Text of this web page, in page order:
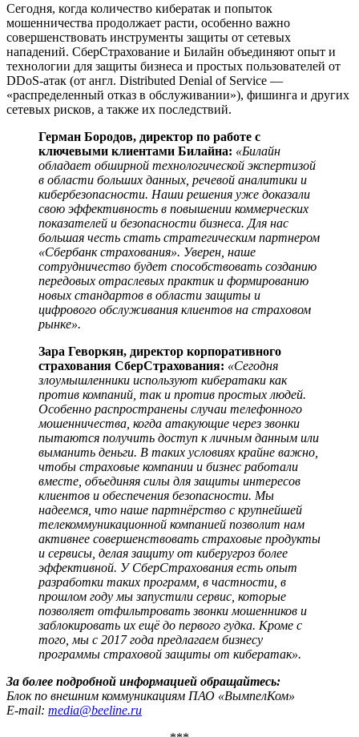
Сегодня, когда количество кибератак и попыток
мошенничества продолжает расти, особенно важно
совершенствовать инструменты защиты от сетевых
нападений. СберСтрахование и Билайн объединяют опыт и
технологии для защиты бизнеса и простых пользователей от
DDoS-атак (от англ. Distributed Denial of Service —
«распределенный отказ в обслуживании»), фишинга и других
сетевых рисков, а также их последствий.
Герман Бородов, директор по работе с
ключевыми клиентами Билайна: «Билайн
обладает обширной технологической экспертизой
в области больших данных, речевой аналитики и
кибербезопасности. Наши решения уже доказали
свою эффективность в повышении коммерческих
показателей и безопасности бизнеса. Для нас
большая честь стать стратегическим партнером
«Сбербанк страхования». Уверен, наше
сотрудничество будет способствовать созданию
передовых отраслевых практик и формированию
новых стандартов в области защиты и
цифрового обслуживания клиентов на страховом
рынке».
Зара Геворкян, директор корпоративного
страхования СберСтрахования: «Сегодня
злоумышленники используют кибератаки как
против компаний, так и против простых людей.
Особенно распространены случаи телефонного
мошенничества, когда атакующие через звонки
пытаются получить доступ к личным данным или
выманить деньги. В таких условиях крайне важно,
чтобы страховые компании и бизнес работали
вместе, объединяя силы для защиты интересов
клиентов и обеспечения безопасности. Мы
надеемся, что наше партнёрство с крупнейшей
телекоммуникационной компанией позволит нам
активнее совершенствовать страховые продукты
и сервисы, делая защиту от киберугроз более
эффективной. У СберСтрахования есть опыт
разработки таких программ, в частности, в
прошлом году мы запустили сервис, которые
позволяет отфильтровать звонки мошенников и
заблокировать их ещё до первого гудка. Кроме с
того, мы с 2017 года предлагаем бизнесу
программы страховой защиты от кибератак».
За более подробной информацией обращайтесь:
Блок по внешним коммуникациям ПАО «ВымпелКом»
E-mail: media@beeline.ru